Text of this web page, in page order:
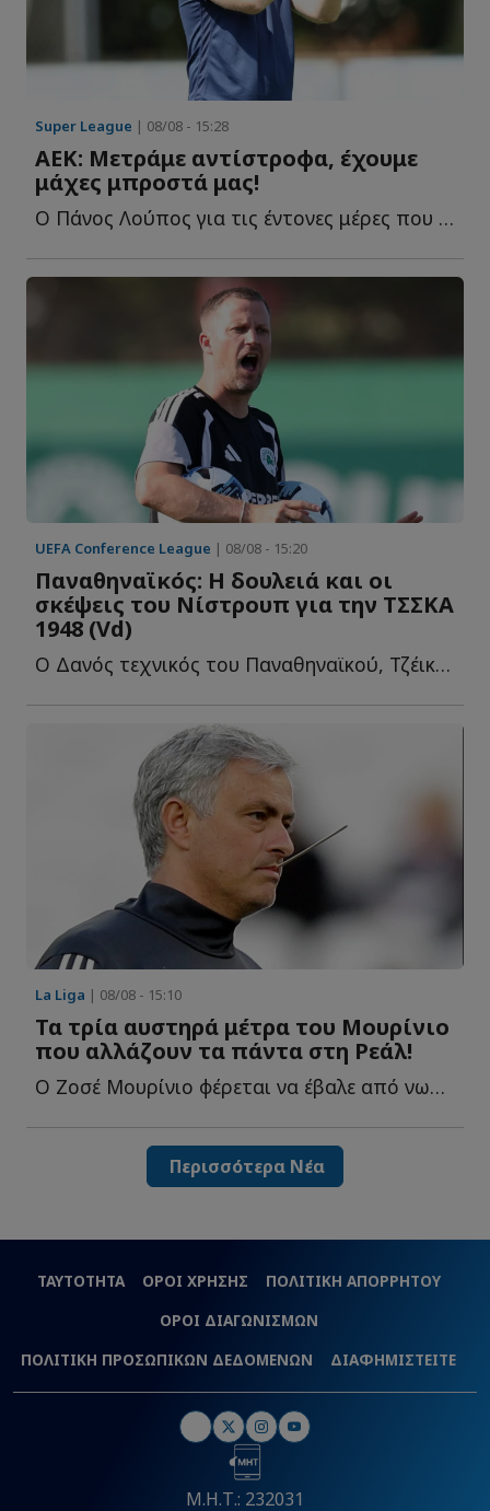
Super League | 08/08 - 15:28
ΑΕΚ: Μετράμε αντίστροφα, έχουμε
μάχες μπροστά μας!
Ο Πάνος Λούπος για τις έντονες μέρες που έ...
UEFA Conference League | 08/08 - 15:20
Παναθηναϊκός: Η δουλειά και οι
σκέψεις του Νίστρουπ για την ΤΣΣΚΑ
1948 (Vd)
Ο Δανός τεχνικός του Παναθηναϊκού, Τζέικομπ Νίστρουπ δ...
La Liga | 08/08 - 15:10
Τα τρία αυστηρά μέτρα του Μουρίνιο
που αλλάζουν τα πάντα στη Ρεάλ!
Ο Ζοσέ Μουρίνιο φέρεται να έβαλε από νωρίς τους δικούς τ...
Περισσότερα Νέα
ΤΑΥΤΟΤΗΤΑ ΟΡΟΙ ΧΡΗΣΗΣ
ΠΟΛΙΤΙΚΗ ΑΠΟΡΡΗΤΟΥ
ΟΡΟΙ ΔΙΑΓΩΝΙΣΜΩΝ
ΠΟΛΙΤΙΚΗ ΠΡΟΣΩΠΙΚΩΝ ΔΕΔΟΜΕΝΩΝ
ΔΙΑΦΗΜΙΣΤΕΙΤΕ
Μ.Η.Τ.: 232031